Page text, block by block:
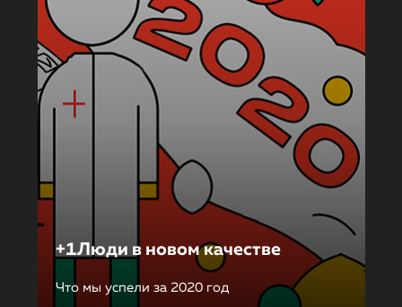
+1Люди в новом качестве
Что мы успели за 2020 год